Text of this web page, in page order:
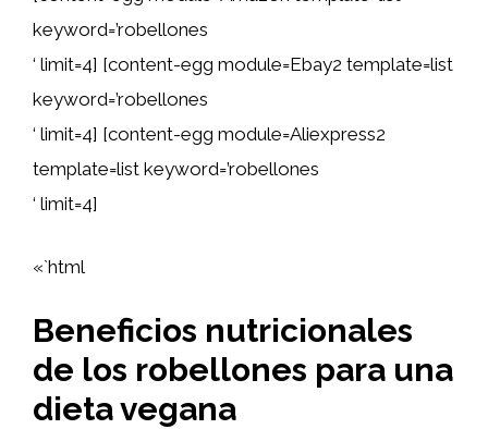
keyword=’robellones
‘ limit=4] [content-egg module=Ebay2 template=list
keyword=’robellones
‘ limit=4] [content-egg module=Aliexpress2
template=list keyword=’robellones
‘ limit=4]
«`html
Beneficios nutricionales
de los robellones para una
dieta vegana